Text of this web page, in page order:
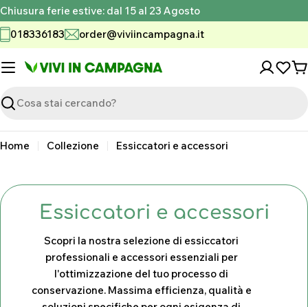
Vai
al
contenuto
Chiusura ferie estive: dal 15 al 23 Agosto
018336183
order@viviincampagna.it
Ricerca
Home Collezione Essiccatori e accessori
C
o
Essiccatori e accessori
Scopri la nostra selezione di essiccatori
professionali e accessori essenziali per
l'ottimizzazione del tuo processo di
conservazione. Massima efficienza, qualità e